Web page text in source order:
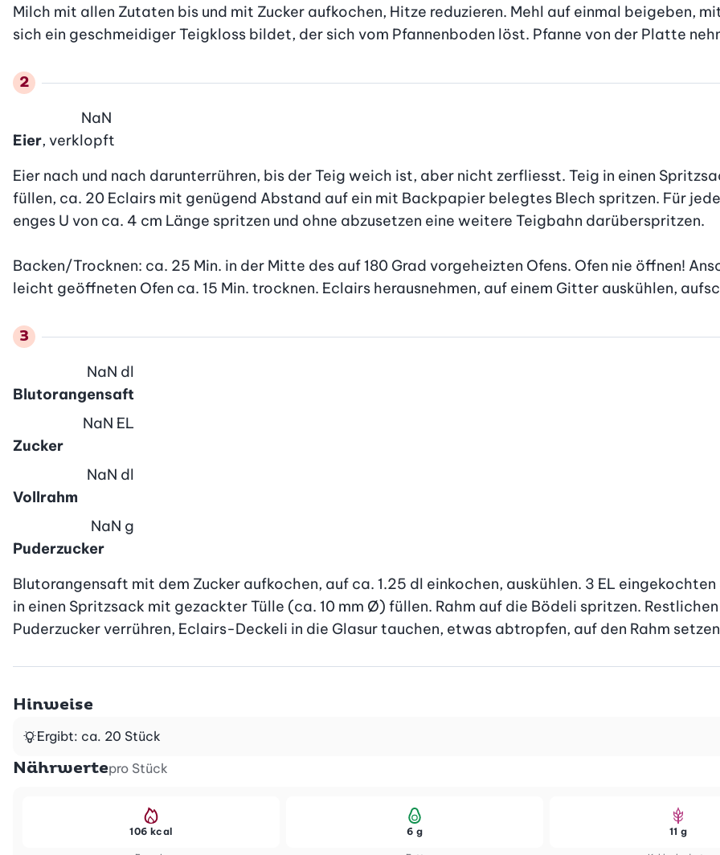
Milch mit allen Zutaten bis und mit Zucker aufkochen, Hitze reduzieren. Mehl auf einmal beigeben,
sich ein geschmeidiger Teigkloss bildet, der sich vom Pfannenboden löst. Pfanne von der Platte
Eier, verklopft
NaN
Eier nach und nach darunterrühren, bis der Teig weich ist, aber nicht zerfliesst. Teig in einen
füllen, ca. 20 Eclairs mit genügend Abstand auf ein mit Backpapier belegtes Blech spritzen. Für
enges U von ca. 4 cm Länge spritzen und ohne abzusetzen eine weitere Teigbahn darüberspritzen.
Backen/Trocknen: ca. 25 Min. in der Mitte des auf 180 Grad vorgeheizten Ofens. Ofen nie öffnen!
leicht geöffneten Ofen ca. 15 Min. trocknen. Eclairs herausnehmen, auf einem Gitter auskühlen,
Blutorangensaft
NaN dl
Zucker
NaN EL
Vollrahm
NaN dl
Puderzucker
NaN g
Blutorangensaft mit dem Zucker aufkochen, auf ca. 1.25 dl einkochen, auskühlen. 3 EL
in einen Spritzsack mit gezackter Tülle (ca. 10 mm Ø) füllen. Rahm auf die Bödeli spritzen.
Puderzucker verrühren, Eclairs-Deckeli in die Glasur tauchen, etwas abtropfen, auf den Rahm
Hinweise
Ergibt: ca. 20 Stück
Nährwertepro Stück
106 kcal 6 g 11 g